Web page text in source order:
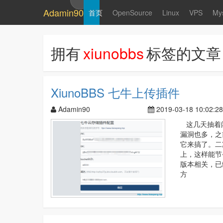
Adamin90 首页 OpenSource Linux VPS
拥有xiunobbs标签的文章
XiunoBBS 七牛上传插件
Adamin90 2019-03-18 10:02:28
这几天抽着
漏洞也多，
它来搞了。
上，这样能
版本相关，
方